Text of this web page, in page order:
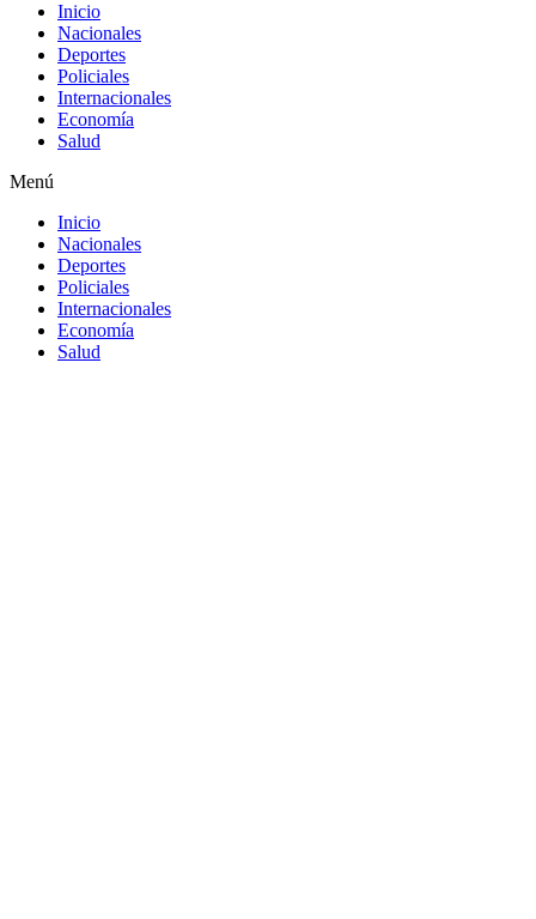
Inicio
Nacionales
Deportes
Policiales
Internacionales
Economía
Salud
Menú
Inicio
Nacionales
Deportes
Policiales
Internacionales
Economía
Salud